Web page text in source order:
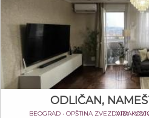
ODLIČAN,
BEOGRAD • OPŠTINA ZVEZDARA • VOJVODE VLAHOVIĆA •